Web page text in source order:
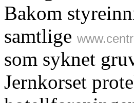
Bakom
samtlige
som syknet
Jernkorset